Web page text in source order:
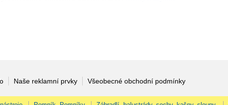
Naše reklamní prvky Všeobecné obchodní podmínky